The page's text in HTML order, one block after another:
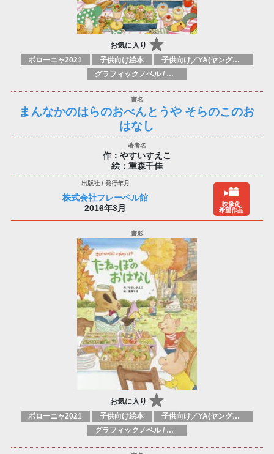
お気に入り
ボローニャ2021 子供向け絵本
子供向け／YA(ヤングアダルト)向け一般：芸術&芸術家
グラフィックノベル / コミックブック / 漫画：スタイル / 伝統
まんなかのはらのおべんとうや そらのこのお
はなし
作：やすいすえこ
絵：重森千佳
株式会社フレーベル館
2016年3月
映像化
希望作品
お気に入り
ボローニャ2021 子供向け絵本
子供向け／YA(ヤングアダルト)向け一般：芸術&芸術家
グラフィックノベル / コミックブック / 漫画：スタイル / 伝統